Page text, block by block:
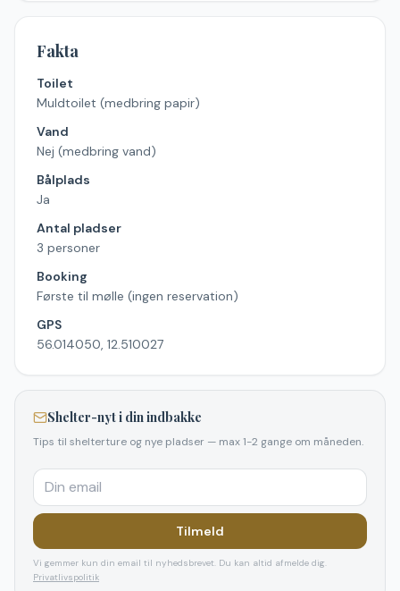
Fakta
Toilet
Muldtoilet (medbring papir)
Vand
Nej (medbring vand)
Bålplads
Ja
Antal pladser
3 personer
Booking
Første til mølle (ingen reservation)
GPS
56.014050, 12.510027
Shelter-nyt i din indbakke
Tips til shelterture og nye pladser — max 1-2 gange om måneden.
Tilmeld
Vi gemmer kun din email til nyhedsbrevet. Du kan altid afmelde dig.
Privatlivspolitik